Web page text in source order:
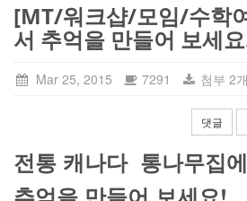
[MT/워크샵/모임/수학
서 추억을 만들어 보세
Mar 25, 2015 7291 첨부 2개
댓글
전통 캐나다 통나무집